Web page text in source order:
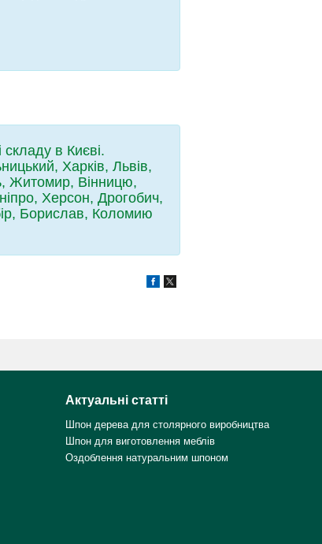
в Києві.
Харків, Львів,
Житомир, Вінницю,
Херсон, Дрогобич,
Борислав, Коломию
Актуальні статті
Шпон дерева для столярного виробництва
Шпон для виготовлення меблів
Оздоблення натуральним шпоном